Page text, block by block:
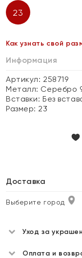
23
Как узнать свой
Информация
Артикул: 258719
Металл: Серебро
Вставки:Без
Размер: 23
Доставка
Выберите город
Уход за
Оплата и